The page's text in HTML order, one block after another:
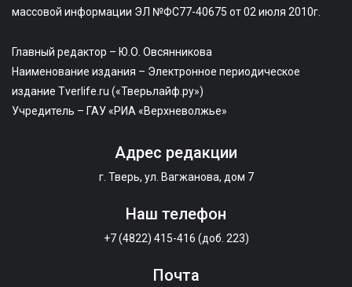
массовой информации ЭЛ №ФС77-40675 от 02 июля 2010г.
Главный редактор – Ю.О. Овсянникова
Наименование издания – Электронное периодическое
издание Tverlife.ru («Тверьлайф.ру»)
Учредитель – ГАУ «РИА «Верхневолжье»
Адрес редакции
г. Тверь, ул. Вагжанова, дом 7
Наш телефон
+7 (4822) 415-416 (доб. 223)
Почта